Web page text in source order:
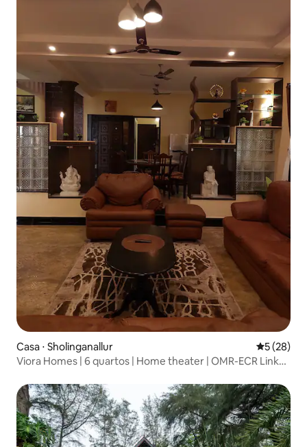
Casa ⋅ Sholinganallur 5 de uma
5 (28)
Viora Homes | 6 quartos | Home theater | OMR-ECR Link